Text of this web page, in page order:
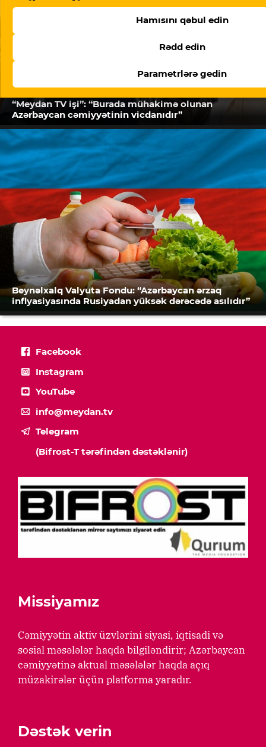
Hamısını qəbul edin
Rədd edin
Parametrlərə gedin
“Meydan TV işi”: “Burada mühakimə olunan
Azərbaycan cəmiyyətinin vicdanıdır”
Beynəlxalq Valyuta Fondu: “Azərbaycan ərzaq
inflyasiyasında Rusiyadan yüksək dərəcədə asılıdır”
Facebook
Instagram
YouTube
info@meydan.tv
Telegram
(Bifrost-T tərəfindən dəstəklənir)
Missiyamız
Cəmiyyətin aktiv üzvlərini siyasi, iqtisadi və
sosial məsələlər haqda bilgiləndirir; Azərbaycan
cəmiyyətinə aktual məsələlər haqda açıq
müzakirələr üçün platforma yaradır.
Dəstək verin